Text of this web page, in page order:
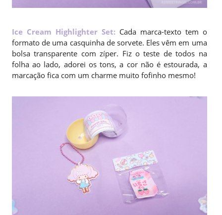
Ice Cream Highlighter Set:Cada marca-texto tem o
formato de uma casquinha de sorvete. Eles vêm em uma
bolsa transparente com zíper. Fiz o teste de todos na
folha ao lado, adorei os tons, a cor não é estourada, a
marcação fica com um charme muito fofinho mesmo!